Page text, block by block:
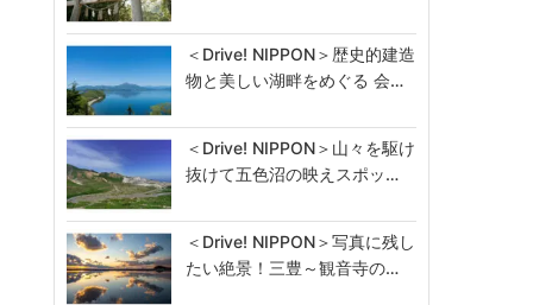
＜Drive! NIPPON＞歴史的建造
物と美しい湖畔をめぐる 会…
＜Drive! NIPPON＞山々を駆け
抜けて五色沼の映えスポッ…
＜Drive! NIPPON＞写真に残し
たい絶景！三豊～観音寺の…